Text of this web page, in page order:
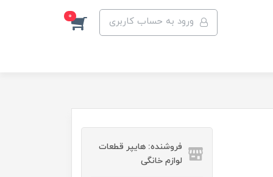
ورود به حساب کاربری 0
فروشنده: هایپر قطعات
لوازم خانگی